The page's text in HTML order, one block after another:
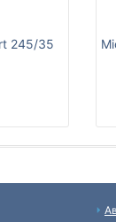
245/35